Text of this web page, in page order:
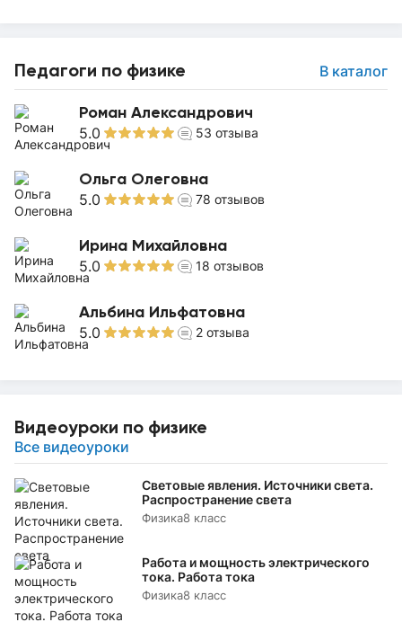
Педагоги по физике В каталог
Роман Александрович
5.0 53 отзыва
Ольга Олеговна
5.0 78 отзывов
Ирина Михайловна
5.0 18 отзывов
Альбина Ильфатовна
5.0 2 отзыва
Видеоуроки по физике
Все видеоуроки
Световые явления. Источники света.
Распространение света
Физика8 класс
Работа и мощность электрического
тока. Работа тока
Физика8 класс